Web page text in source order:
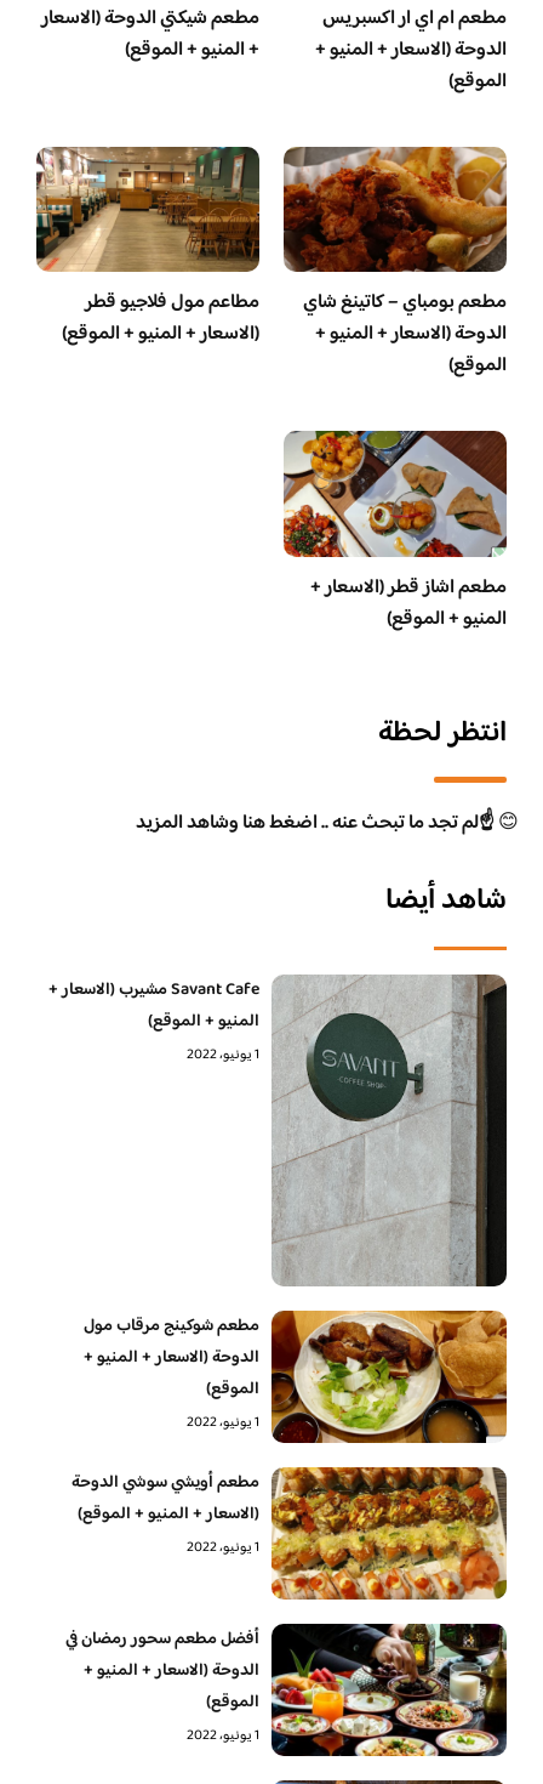
مطعم ام اي ار اكسبريس
الدوحة (الاسعار + المنيو +
الموقع)
مطعم شيكتي الدوحة (الاسعار
+ المنيو + الموقع)
مطعم بومباي – كاتينغ شاي
الدوحة (الاسعار + المنيو +
الموقع)
مطاعم مول فلاجيو قطر
(الاسعار + المنيو + الموقع)
مطعم اشاز قطر (الاسعار +
المنيو + الموقع)
انتظر لحظة
😊☝️لم تجد ما تبحث عنه .. اضغط هنا وشاهد المزيد
شاهد أيضا
Savant Cafe مشيرب (الاسعار +
المنيو + الموقع)
1 يونيو، 2022
مطعم شوكينج مرقاب مول
الدوحة (الاسعار + المنيو +
الموقع)
1 يونيو، 2022
مطعم أويشي سوشي الدوحة
(الاسعار + المنيو + الموقع)
1 يونيو، 2022
أفضل مطعم سحور رمضان في
الدوحة (الاسعار + المنيو +
الموقع)
1 يونيو، 2022